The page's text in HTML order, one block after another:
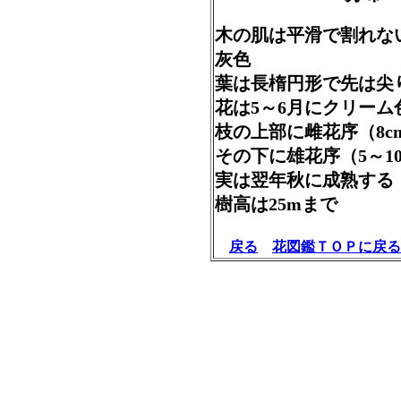
木の肌は平滑で割れな
灰色
葉は長楕円形で先は尖
花は5～6月にクリー
枝の上部に雌花序（
その下に雄花序（5～
実は翌年秋に成熟す
樹高は25mまで
戻る 花図鑑ＴＯＰに戻る